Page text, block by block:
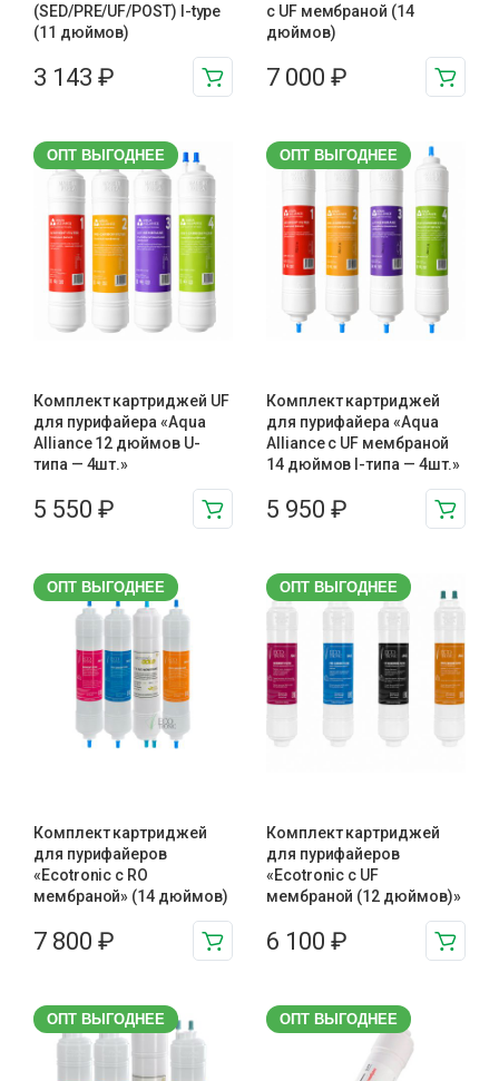
(SED/PRE/UF/POST) I-type
(11 дюймов)
3 143 ₽
с UF мембраной (14
дюймов)
7 000 ₽
ОПТ ВЫГОДНЕЕ
Комплект картриджей UF
для пурифайера «Aqua
Alliance 12 дюймов U-
типа — 4шт.»
5 550 ₽
ОПТ ВЫГОДНЕЕ
Комплект картриджей
для пурифайера «Aqua
Alliance с UF мембраной
14 дюймов I-типа — 4шт.»
5 950 ₽
ОПТ ВЫГОДНЕЕ
Комплект картриджей
для пурифайеров
«Ecotronic с RO
мембраной» (14 дюймов)
7 800 ₽
ОПТ ВЫГОДНЕЕ
Комплект картриджей
для пурифайеров
«Ecotronic с UF
мембраной (12 дюймов)»
6 100 ₽
ОПТ ВЫГОДНЕЕ ОПТ ВЫГОДНЕЕ